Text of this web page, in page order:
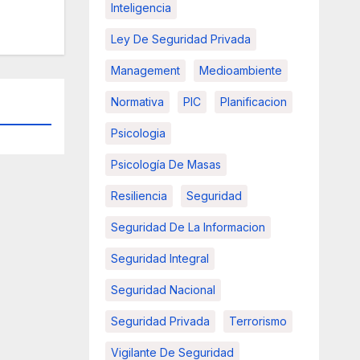
Inteligencia
Ley De Seguridad Privada
Management Medioambiente
Normativa PIC Planificacion
Psicologia
Psicología De Masas
Resiliencia Seguridad
Seguridad De La Informacion
Seguridad Integral
Seguridad Nacional
Seguridad Privada Terrorismo
Vigilante De Seguridad